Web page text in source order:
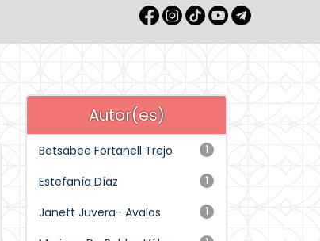
Autor(es)
1
Betsabee Fortanell Trejo
1
Estefanía Díaz
1
Janett Juvera- Avalos